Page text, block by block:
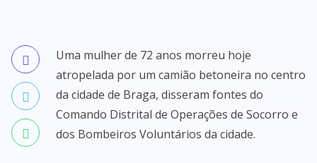
Uma mulher de 72 anos morreu hoje
atropelada por um camião betoneira no centro
da cidade de Braga, disseram fontes do
Comando Distrital de Operações de Socorro e
dos Bombeiros Voluntários da cidade.